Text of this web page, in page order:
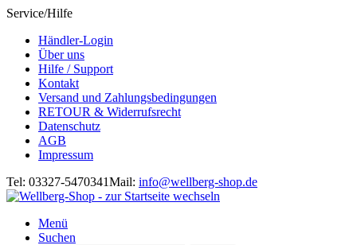
Service/Hilfe
Händler-Login
Über uns
Hilfe / Support
Kontakt
Versand und Zahlungsbedingungen
RETOUR & Widerrufsrecht
Datenschutz
AGB
Impressum
Tel: 03327-5470341Mail: info@wellberg-shop.de
Menü
Suchen